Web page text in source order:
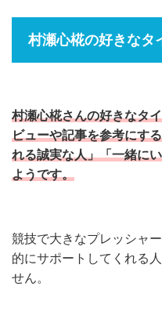
村瀬心椛の好きなタ
村瀬心椛さんの好きなタ
ビューや記事を参考にす
れる誠実な人」「一緒に
ようです。
競技で大きなプレッシャ
的にサポートしてくれる
せん。